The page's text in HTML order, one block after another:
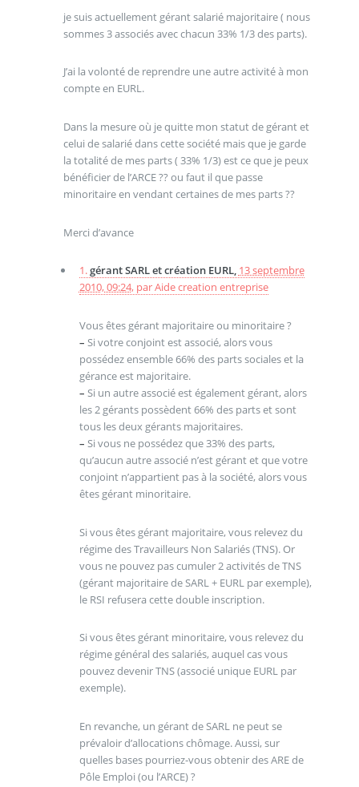
je suis actuellement gérant salarié majoritaire ( nous
sommes 3 associés avec chacun 33% 1/3 des parts).
J’ai la volonté de reprendre une autre activité à mon
compte en EURL.
Dans la mesure où je quitte mon statut de gérant et
celui de salarié dans cette société mais que je garde
la totalité de mes parts ( 33% 1/3) est ce que je peux
bénéficier de l’ARCE ?? ou faut il que passe
minoritaire en vendant certaines de mes parts ??
Merci d’avance
1.gérant SARL et création EURL, 13 septembre
2010, 09:24, parAide creation entreprise
Vous êtes gérant majoritaire ou minoritaire ?
– Si votre conjoint est associé, alors vous
possédez ensemble 66% des parts sociales et la
gérance est majoritaire.
– Si un autre associé est également gérant, alors
les 2 gérants possèdent 66% des parts et sont
tous les deux gérants majoritaires.
– Si vous ne possédez que 33% des parts,
qu’aucun autre associé n’est gérant et que votre
conjoint n’appartient pas à la société, alors vous
êtes gérant minoritaire.
Si vous êtes gérant majoritaire, vous relevez du
régime des Travailleurs Non Salariés (TNS). Or
vous ne pouvez pas cumuler 2 activités de TNS
(gérant majoritaire de SARL + EURL par exemple),
le RSI refusera cette double inscription.
Si vous êtes gérant minoritaire, vous relevez du
régime général des salariés, auquel cas vous
pouvez devenir TNS (associé unique EURL par
exemple).
En revanche, un gérant de SARL ne peut se
prévaloir d’allocations chômage. Aussi, sur
quelles bases pourriez-vous obtenir des ARE de
Pôle Emploi (ou l’ARCE) ?